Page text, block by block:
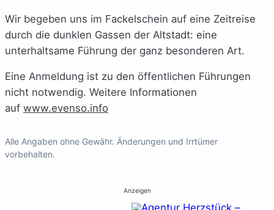
Wir begeben uns im Fackelschein auf eine Zeitreise
durch die dunklen Gassen der Altstadt: eine
unterhaltsame Führung der ganz besonderen Art.
Eine Anmeldung ist zu den öffentlichen Führungen
nicht notwendig. Weitere Informationen
auf www.evenso.info
Alle Angaben ohne Gewähr. Änderungen und Irrtümer
vorbehalten.
Anzeigen